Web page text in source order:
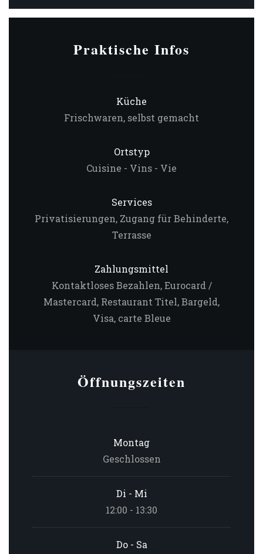
Praktische Infos
Küche
Frischwaren, selbst gemacht
Ortstyp
Cuisine - Vins - Vie
Services
Privatisierungen, Zugang für Behinderte,
Terrasse
Zahlungsmittel
Kontaktloses Bezahlen, Eurocard /
Mastercard, Restaurant Titel, Bargeld,
Visa, carte Bleue
Öffnungszeiten
Montag
Geschlossen
Di - Mi
12:00 - 13:30
Do- Sa